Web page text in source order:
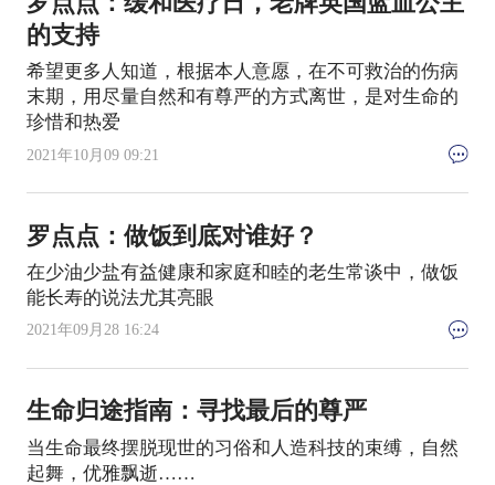
的支持
希望更多人知道，根据本人意愿，在不可救治的伤病
末期，用尽量自然和有尊严的方式离世，是对生命的
珍惜和热爱
2021年10月09 09:21
罗点点：做饭到底对谁好？
在少油少盐有益健康和家庭和睦的老生常谈中，做饭
能长寿的说法尤其亮眼
2021年09月28 16:24
生命归途指南：寻找最后的尊严
当生命最终摆脱现世的习俗和人造科技的束缚，自然
起舞，优雅飘逝……